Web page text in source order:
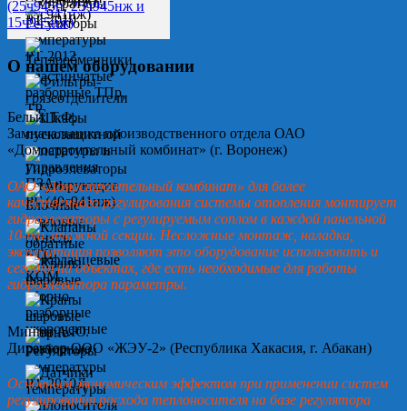
О нашем оборудовании
Белых Т.Ф.
Замначальника производственного отдела ОАО
«Домостроительный комбинат» (г. Воронеж)
ОАО «Домостроительный комбинат» для более
качественного регулирования системы отопления монтирует
гидроэлеваторы с регулируемым соплом в каждой панельной
10-ти этажной секции. Несложные монтаж, наладка,
эксплуатация позволяют это оборудование использовать и
сегодня на объектах, где есть необходимые для работы
гидроэлеватора параметры.
Минин А.Ю.
Директор ООО «ЖЭУ-2» (Республика Хакасия, г. Абакан)
Основным экономическим эффектом при применении систем
регулирования расхода теплоносителя на базе регулятора